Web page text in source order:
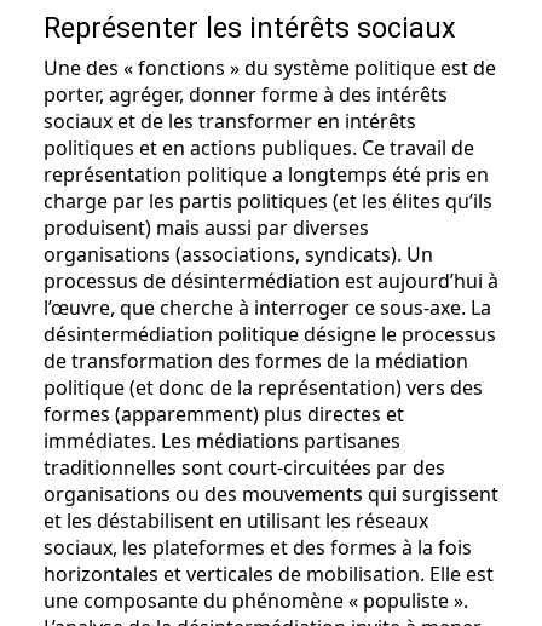
Représenter les intérêts sociaux
Une des « fonctions » du système politique est de
porter, agréger, donner forme à des intérêts
sociaux et de les transformer en intérêts
politiques et en actions publiques. Ce travail de
représentation politique a longtemps été pris en
charge par les partis politiques (et les élites qu’ils
produisent) mais aussi par diverses
organisations (associations, syndicats). Un
processus de désintermédiation est aujourd’hui à
l’œuvre, que cherche à interroger ce sous-axe. La
désintermédiation politique désigne le processus
de transformation des formes de la médiation
politique (et donc de la représentation) vers des
formes (apparemment) plus directes et
immédiates. Les médiations partisanes
traditionnelles sont court-circuitées par des
organisations ou des mouvements qui surgissent
et les déstabilisent en utilisant les réseaux
sociaux, les plateformes et des formes à la fois
horizontales et verticales de mobilisation. Elle est
une composante du phénomène « populiste ».